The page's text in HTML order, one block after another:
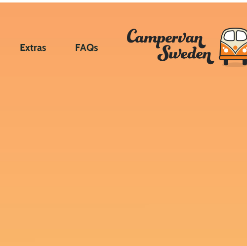
Extras FAQs